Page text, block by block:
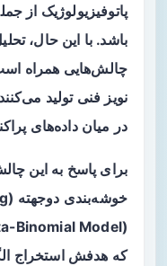
پاتوفیزیولوژیک از
چالش‌هایی همراه
نویز فنی تولید
در میان داده‌های
برای پاسخ به این
خوشه‌بندی دوجهته (biclustering) جدید به نام
که هدفش استخراج